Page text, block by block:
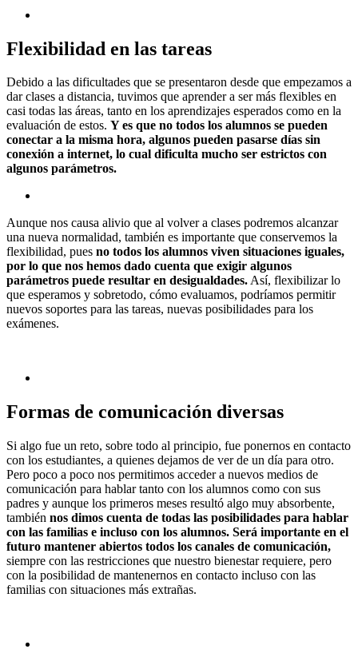
Flexibilidad en las tareas
Debido a las dificultades que se presentaron desde que empezamos a
dar clases a distancia, tuvimos que aprender a ser más flexibles en
casi todas las áreas, tanto en los aprendizajes esperados como en la
evaluación de estos. Y es que no todos los alumnos se pueden
conectar a la misma hora, algunos pueden pasarse días sin
conexión a internet, lo cual dificulta mucho ser estrictos con
algunos parámetros.
Aunque nos causa alivio que al volver a clases podremos alcanzar
una nueva normalidad, también es importante que conservemos la
flexibilidad, pues no todos los alumnos viven situaciones iguales,
por lo que nos hemos dado cuenta que exigir algunos
parámetros puede resultar en desigualdades.Así, flexibilizar lo
que esperamos y sobretodo, cómo evaluamos, podríamos permitir
nuevos soportes para las tareas, nuevas posibilidades para los
exámenes.
Formas de comunicación diversas
Si algo fue un reto, sobre todo al principio, fue ponernos en contacto
con los estudiantes, a quienes dejamos de ver de un día para otro.
Pero poco a poco nos permitimos acceder a nuevos medios de
comunicación para hablar tanto con los alumnos como con sus
padres y aunque los primeros meses resultó algo muy absorbente,
también nos dimos cuenta de todas las posibilidades para hablar
con las familias e incluso con los alumnos. Será importante en el
futuro mantener abiertos todos los canales de comunicación,
siempre con las restricciones que nuestro bienestar requiere, pero
con la posibilidad de mantenernos en contacto incluso con las
familias con situaciones más extrañas.